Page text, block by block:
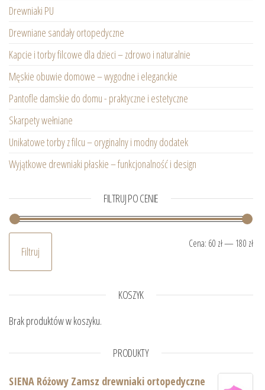
Drewniaki PU
Drewniane sandały ortopedyczne
Kapcie i torby filcowe dla dzieci – zdrowo i naturalnie
Męskie obuwie domowe – wygodne i eleganckie
Pantofle damskie do domu - praktyczne i estetyczne
Skarpety wełniane
Unikatowe torby z filcu – oryginalny i modny dodatek
Wyjątkowe drewniaki płaskie – funkcjonalność i design
FILTRUJ PO CENIE
Filtruj
Cena: 60 zł— 180 zł
KOSZYK
Brak produktów w koszyku.
PRODUKTY
SIENA Różowy Zamsz drewniaki ortopedyczne